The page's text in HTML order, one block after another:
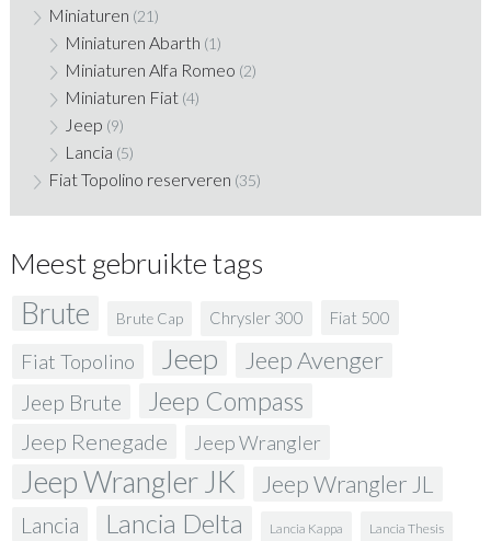
Miniaturen (21)
Miniaturen Abarth (1)
Miniaturen Alfa Romeo (2)
Miniaturen Fiat (4)
Jeep (9)
Lancia (5)
Fiat Topolino reserveren (35)
Meest gebruikte tags
Brute Brute Cap Chrysler 300 Fiat 500
Fiat Topolino Jeep Jeep Avenger
Jeep Brute Jeep Compass
Jeep Renegade Jeep Wrangler
Jeep Wrangler JK Jeep Wrangler JL
Lancia Lancia Delta Lancia Kappa Lancia Thesis